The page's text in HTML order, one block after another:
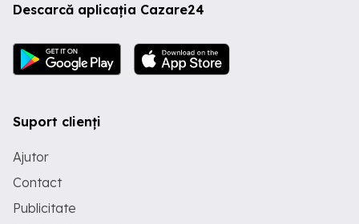
Descarcă aplicația Cazare24
Suport clienți
Ajutor
Contact
Publicitate